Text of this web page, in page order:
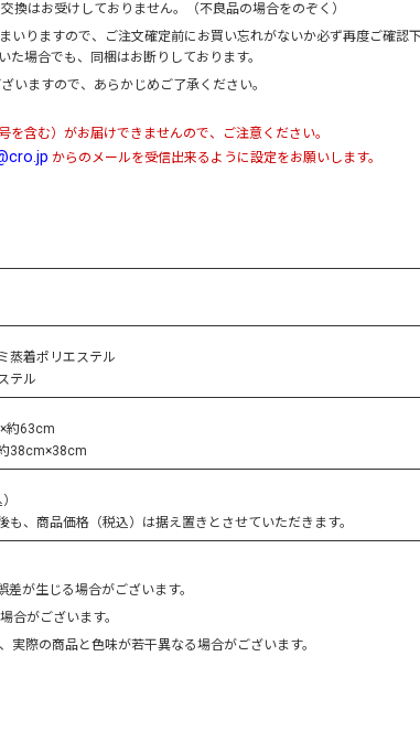
はお受けしておりません。（不良品の場合をのぞく）
りますので、ご注文確定前にお買い忘れがないか必ず再度ご確認下
場合でも、同梱はお断りしております。
ますので、あらかじめご了承ください。
含む）がお届けできませんので、ご注意ください。
からのメールを受信出来るように設定をお願いします。
蒸着ポリエステル
テル
約63cm
38cm×38cm
、商品価格（税込）は据え置きとさせていただきます。
が生じる場合がございます。
合がございます。
際の商品と色味が若干異なる場合がございます。